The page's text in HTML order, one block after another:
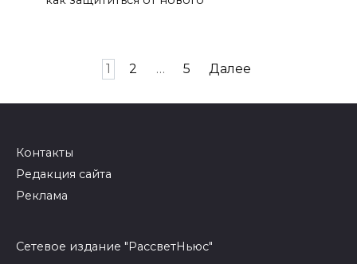
записям
1 2 … 5 Далее
Контакты
Редакция сайта
Реклама
Сетевое издание "РассветНьюс"